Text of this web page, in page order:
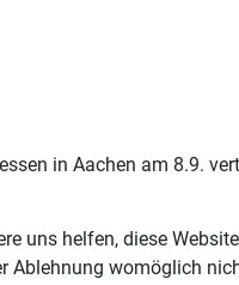
in Aachen am 8.9.
uns helfen, diese
Ablehnung womöglich